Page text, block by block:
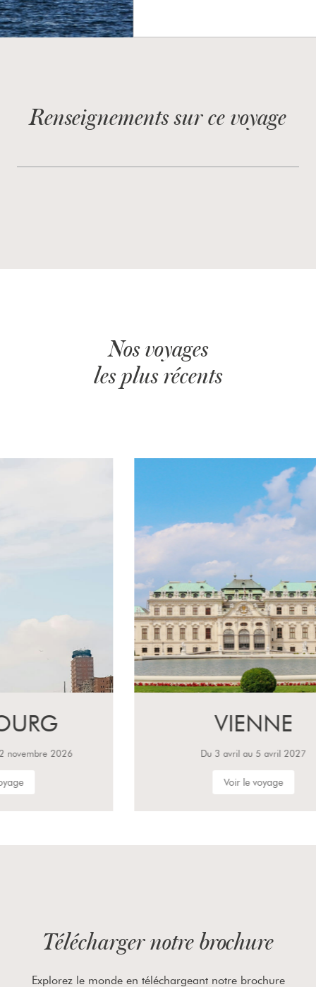
Renseignements sur ce voyage
Nos voyages
les plus récents
Du 3 avril au 5 avril 2027
Télécharger notre brochure
Explorez le monde en téléchargeant notre brochure